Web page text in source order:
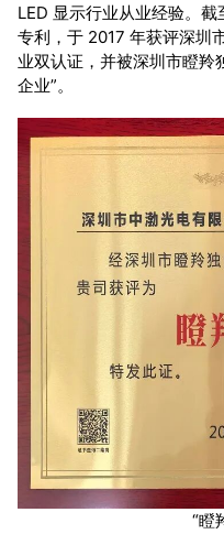
LED 显示行业从业经验。
专利，于 2017 年获评深圳
业双认证，并被深圳市瞪羚
企业”。
“瞪